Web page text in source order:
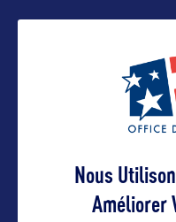
VOIR LE SITE
Nous
Améliorer